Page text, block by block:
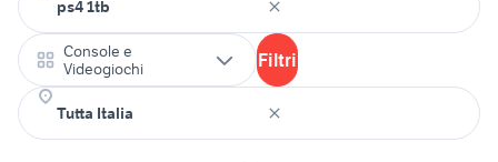
Console e
Videogiochi
Filtri